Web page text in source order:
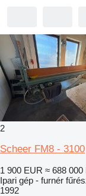
2
Scheer FM8 - 3100
1 900 EUR ≈ 688 000
Ipari gép - furnér
1992